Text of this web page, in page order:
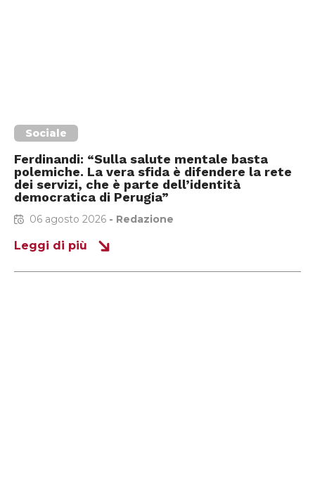
Sociale
Ferdinandi: “Sulla salute mentale basta
polemiche. La vera sfida è difendere la rete
dei servizi, che è parte dell’identità
democratica di Perugia”
06 agosto 2026 - Redazione
Leggi di più